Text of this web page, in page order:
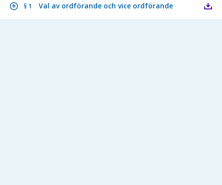
§ 1 Val av ordförande och vice ordförande